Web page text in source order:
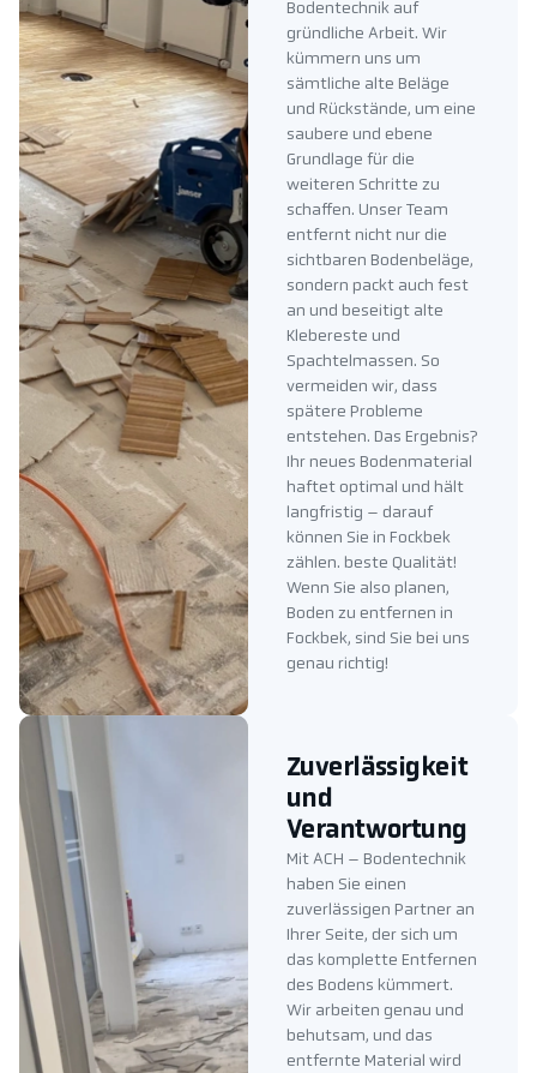
Bodentechnik auf
gründliche Arbeit. Wir
kümmern uns um
sämtliche alte Beläge
und Rückstände, um eine
saubere und ebene
Grundlage für die
weiteren Schritte zu
schaffen. Unser Team
entfernt nicht nur die
sichtbaren Bodenbeläge,
sondern packt auch fest
an und beseitigt alte
Klebereste und
Spachtelmassen. So
vermeiden wir, dass
spätere Probleme
entstehen. Das Ergebnis?
Ihr neues Bodenmaterial
haftet optimal und hält
langfristig – darauf
können Sie in Fockbek
zählen. beste Qualität!
Wenn Sie also planen,
Boden zu entfernen in
Fockbek, sind Sie bei uns
genau richtig!
Zuverlässigkeit
und
Verantwortung
Mit ACH – Bodentechnik
haben Sie einen
zuverlässigen Partner an
Ihrer Seite, der sich um
das komplette Entfernen
des Bodens kümmert.
Wir arbeiten genau und
behutsam, und das
entfernte Material wird